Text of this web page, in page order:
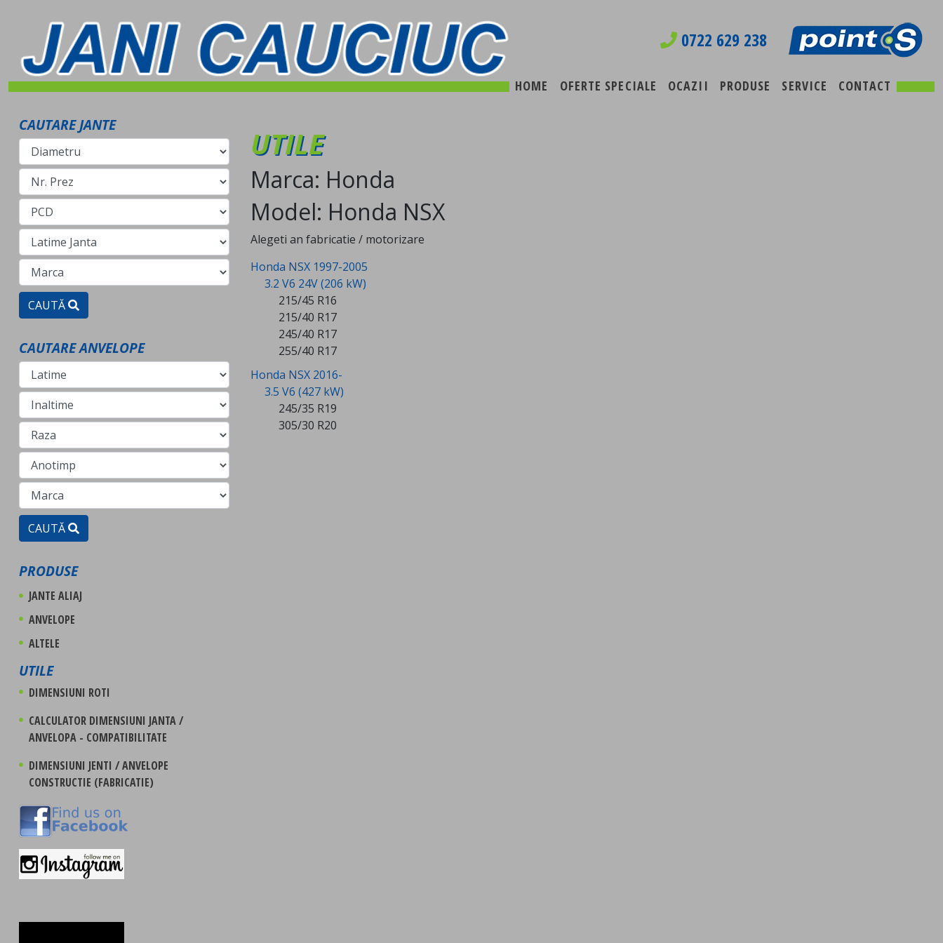
0722 629 238
HOME OFERTE SPECIALE OCAZII PRODUSE SERVICE CONTACT
CAUTARE JANTE
CAUTĂ
CAUTARE ANVELOPE
CAUTĂ
PRODUSE
JANTE ALIAJ
ANVELOPE
ALTELE
UTILE
DIMENSIUNI ROTI
CALCULATOR DIMENSIUNI JANTA /
ANVELOPA - COMPATIBILITATE
DIMENSIUNI JENTI / ANVELOPE
CONSTRUCTIE (FABRICATIE)
UTILE
Marca: Honda
Model: Honda NSX
Alegeti an fabricatie / motorizare
Honda NSX 1997-2005
3.2 V6 24V (206 kW)
215/45 R16
215/40 R17
245/40 R17
255/40 R17
Honda NSX 2016-
3.5 V6 (427 kW)
245/35 R19
305/30 R20